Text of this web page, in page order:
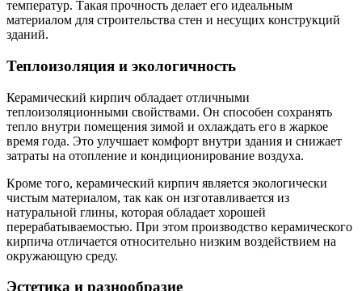
температур. Такая прочность делает его идеальным
материалом для строительства стен и несущих конструкций
зданий.
Теплоизоляция и экологичность
Керамический кирпич обладает отличными
теплоизоляционными свойствами. Он способен сохранять
тепло внутри помещения зимой и охлаждать его в жаркое
время года. Это улучшает комфорт внутри здания и снижает
затраты на отопление и кондиционирование воздуха.
Кроме того, керамический кирпич является экологически
чистым материалом, так как он изготавливается из
натуральной глины, которая обладает хорошей
перерабатываемостью. При этом производство керамического
кирпича отличается относительно низким воздействием на
окружающую среду.
Эстетика и разнообразие